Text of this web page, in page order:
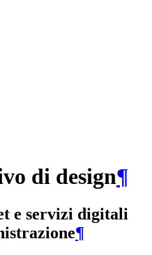
di design¶
e servizi digitali
¶